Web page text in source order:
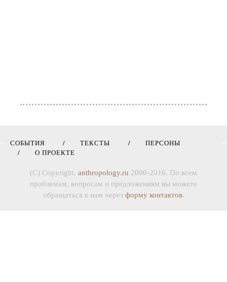
СОБЫТИЯ ТЕКСТЫ
ПЕРСОНЫ
О ПРОЕКТЕ
(C) Copyright, anthropology.ru 2000-2016. По всем
проблемам, вопросам и предложениям вы можете
обращаться к нам через форму контактов.